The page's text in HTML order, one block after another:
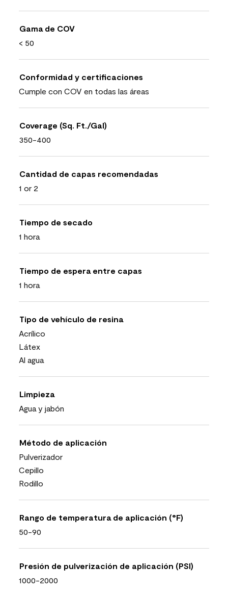
Gama de COV
< 50
Conformidad y certificaciones
Cumple con COV en todas las áreas
Coverage (Sq. Ft./Gal)
350-400
Cantidad de capas recomendadas
1 or 2
Tiempo de secado
1 hora
Tiempo de espera entre capas
1 hora
Tipo de vehículo de resina
Acrílico
Látex
Al agua
Limpieza
Agua y jabón
Método de aplicación
Pulverizador
Cepillo
Rodillo
Rango de temperatura de aplicación (°F)
50-90
Presión de pulverización de aplicación (PSI)
1000-2000